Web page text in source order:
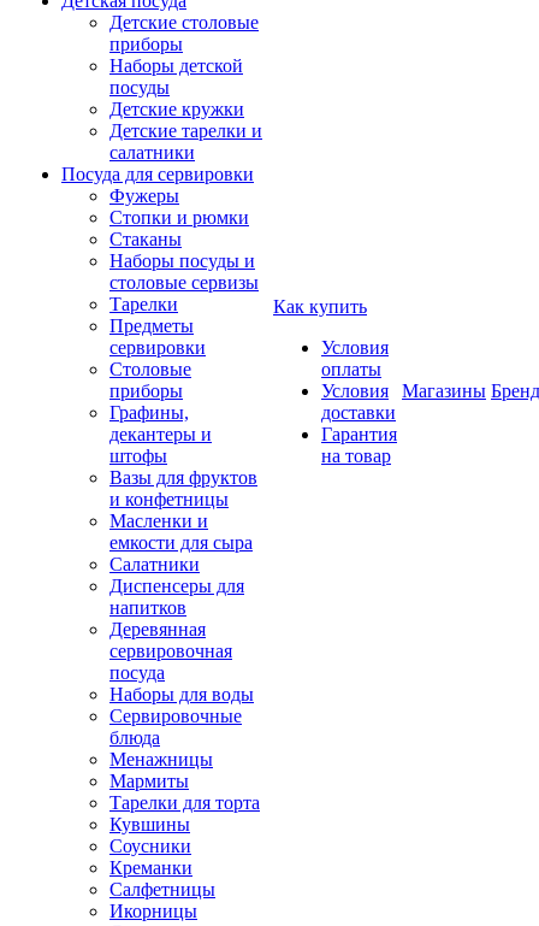
Детские столовые
приборы
Наборы детской
посуды
Детские кружки
Детские тарелки и
салатники
Посуда для сервировки
Фужеры
Стопки и рюмки
Стаканы
Наборы посуды и
столовые сервизы
Тарелки
Предметы
сервировки
Столовые
приборы
Графины,
декантеры и
штофы
Вазы для фруктов
и конфетницы
Масленки и
емкости для сыра
Салатники
Диспенсеры для
напитков
Деревянная
сервировочная
посуда
Наборы для воды
Сервировочные
блюда
Менажницы
Мармиты
Тарелки для торта
Кувшины
Соусники
Креманки
Салфетницы
Икорницы
Как купить
Условия
оплаты
Условия
доставки
Гарантия
на товар
Магазины